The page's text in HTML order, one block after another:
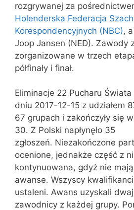
rozgrywanej za
Holenderska Federacja
Korespondencyjnych (NBC),
Joop Jansen (NED). Zawody
zorganizowane w trzech
półfinały i finał.
Eliminacje 22 Pucharu
dniu 2017-12-15 z udziałem
67 grupach i zakończyły się
30. Z Polski napłynęło 35
zgłoszeń. Niezakończone
ocenione, jednakże część z
kontynuowana, gdyż nie
awanse. Wszyscy
ustaleni. Awans uzyskali
zawodnicy z każdej grupy.